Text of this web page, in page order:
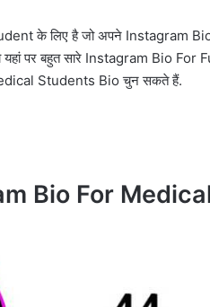
के लिए है जो अपने Instagram
पर बहुत सारे Instagram Bio
Students Bio चुन सकते हैं.
Bio For